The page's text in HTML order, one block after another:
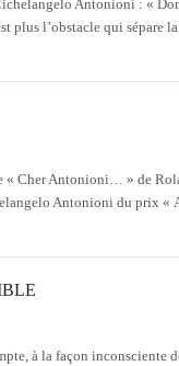
Antonioni : «
plus l’obstacle qui sépare
« Cher Antonioni… » de
Antonioni du prix «
à la façon inconsciente